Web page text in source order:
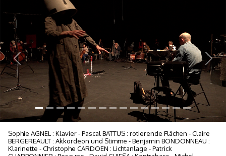
Previous Next
Sophie AGNEL : Klavier - Pascal BATTUS : rotierende Flächen - Claire
BERGEREAULT : Akkordeon und Stimme - Benjamin BONDONNEAU :
Klarinette - Christophe CARDOEN : Lichtanlage - Patrick